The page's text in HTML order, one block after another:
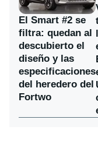
El Smart #2 se
filtra: quedan al
descubierto el
diseño y las
especificaciones
del heredero del
Fortwo